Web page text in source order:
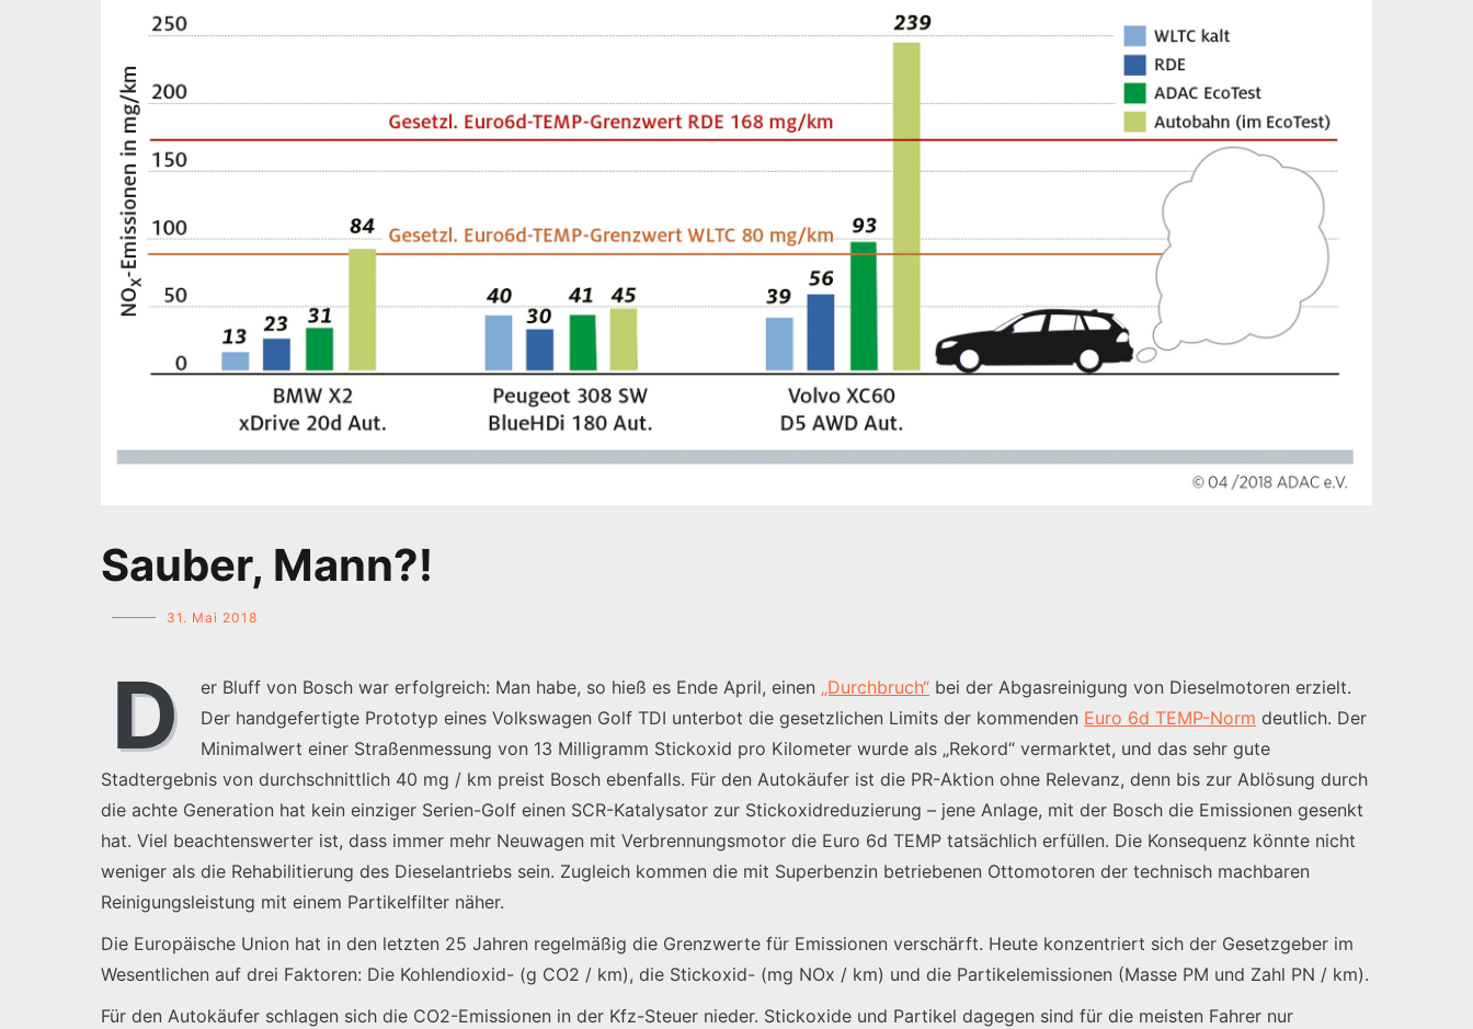
Sauber, Mann?!
31. Mai 2018
D er Bluff von Bosch war erfolgreich: Man habe, so hieß es Ende April, einen „Durchbruch“ bei der Abgasreinigung von Dieselmotoren erzielt.
Der handgefertigte Prototyp eines Volkswagen Golf TDI unterbot die gesetzlichen Limits der kommenden Euro 6d TEMP-Norm deutlich. Der
Minimalwert einer Straßenmessung von 13 Milligramm Stickoxid pro Kilometer wurde als „Rekord“ vermarktet, und das sehr gute
Stadtergebnis von durchschnittlich 40 mg / km preist Bosch ebenfalls. Für den Autokäufer ist die PR-Aktion ohne Relevanz, denn bis zur Ablösung durch
die achte Generation hat kein einziger Serien-Golf einen SCR-Katalysator zur Stickoxidreduzierung – jene Anlage, mit der Bosch die Emissionen gesenkt
hat. Viel beachtenswerter ist, dass immer mehr Neuwagen mit Verbrennungsmotor die Euro 6d TEMP tatsächlich erfüllen. Die Konsequenz könnte nicht
weniger als die Rehabilitierung des Dieselantriebs sein. Zugleich kommen die mit Superbenzin betriebenen Ottomotoren der technisch machbaren
Reinigungsleistung mit einem Partikelfilter näher.
Die Europäische Union hat in den letzten 25 Jahren regelmäßig die Grenzwerte für Emissionen verschärft. Heute konzentriert sich der Gesetzgeber im
Wesentlichen auf drei Faktoren: Die Kohlendioxid- (g CO2 / km), die Stickoxid- (mg NOx / km) und die Partikelemissionen (Masse PM und Zahl PN / km).
Für den Autokäufer schlagen sich die CO2-Emissionen in der Kfz-Steuer nieder. Stickoxide und Partikel dagegen sind für die meisten Fahrer nur